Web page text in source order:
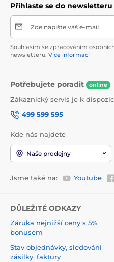
Přihlaste se do newsletteru
Zde napište váš e-mail
Souhlasím se zpracováním
newsletteru. Více informací
Potřebujete poradit online
Zákaznický servis je k
499 599 595
Kde nás najdete
Naše prodejny
Jsme také na: Youtube
DŮLEŽITÉ ODKAZY
Záruka nejnižší ceny s 5%
bonusem
Stav objednávky, sledování
zásilky, faktury